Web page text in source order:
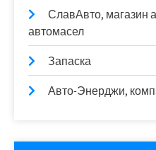
СлавАвто, магазин
автомасел
Запаска
Авто-Энерджи,